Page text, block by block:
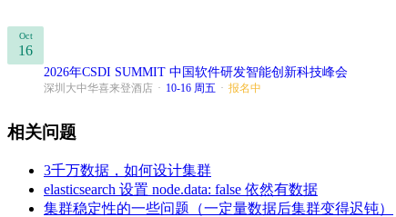
Oct
16
2026年CSDI SUMMIT 中国软件研发智能创新科技峰会
深圳大中华喜来登酒店 · 10-16 周五 · 报名中
相关问题
3千万数据，如何设计集群
elasticsearch 设置 node.data: false 依然有数据
集群稳定性的一些问题（一定量数据后集群变得迟钝）